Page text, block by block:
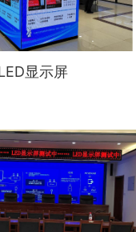
显示屏